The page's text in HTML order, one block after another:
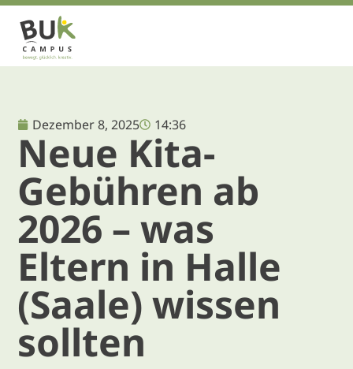
Dezember 8, 2025 14:36
Neue Kita-
Gebühren ab
2026 – was
Eltern in Halle
(Saale) wissen
sollten